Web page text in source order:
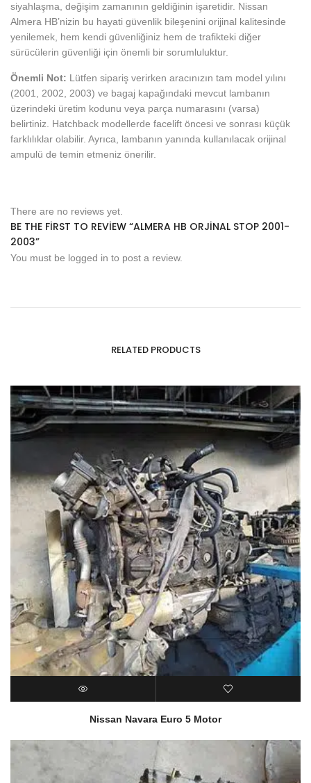
siyahlaşma, değişim zamanının geldiğinin işaretidir. Nissan
Almera HB’nizin bu hayati güvenlik bileşenini orijinal kalitesinde
yenilemek, hem kendi güvenliğiniz hem de trafikteki diğer
sürücülerin güvenliği için önemli bir sorumluluktur.
Önemli Not: Lütfen sipariş verirken aracınızın tam model yılını
(2001, 2002, 2003) ve bagaj kapağındaki mevcut lambanın
üzerindeki üretim kodunu veya parça numarasını (varsa)
belirtiniz. Hatchback modellerde facelift öncesi ve sonrası küçük
farklılıklar olabilir. Ayrıca, lambanın yanında kullanılacak orijinal
ampulü de temin etmeniz önerilir.
There are no reviews yet.
BE THE FIRST TO REVIEW “ALMERA HB ORJINAL STOP 2001-
2003”
You must be logged in to post a review.
RELATED PRODUCTS
Nissan Navara Euro 5 Motor